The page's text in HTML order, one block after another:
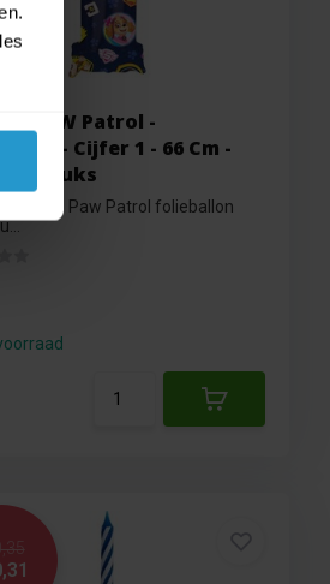
PAW Patrol -
- Cijfer 1 - 66 Cm -
- 1 stuks
cijfer 1 Paw Patrol folieballon